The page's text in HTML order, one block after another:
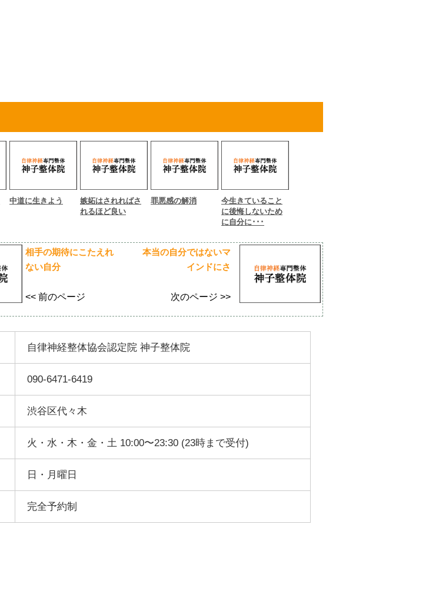
中道に生きよう
嫉妬はされればさ
れるほど良い
罪悪感の解消
今生きていること
に後悔しないため
に自分に･･･
相手の期待にこたえれ
ない自分
<< 前のページ
本当の自分ではないマ
インドにさ
次のページ >>
自律神経整体協会認定院 神子整体院
090-6471-6419
渋谷区代々木
火・水・木・金・土 10:00〜23:30 (23時まで受付)
日・月曜日
完全予約制